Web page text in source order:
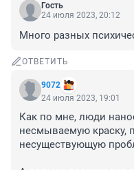
Гость
24 июля 2023, 20:12
Много разных
ОТВЕТИТЬ
9072
24 июля 2023, 19:01
Как по мне, люди
несмываемую краску,
несуществующую